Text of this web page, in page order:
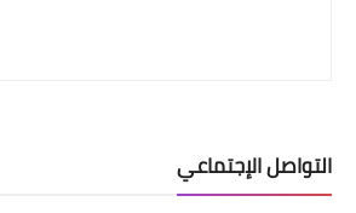
التواصل الإجتماعي